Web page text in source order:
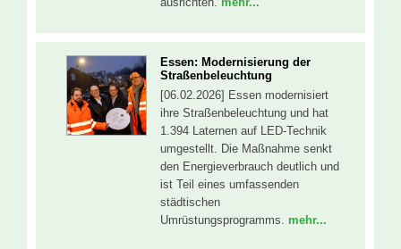
Essen: Modernisierung der
Straßenbeleuchtung
[06.02.2026] Essen modernisiert
ihre Straßenbeleuchtung und hat
1.394 Laternen auf LED-Technik
umgestellt. Die Maßnahme senkt
den Energieverbrauch deutlich und
ist Teil eines umfassenden
städtischen
Umrüstungsprogramms. mehr...